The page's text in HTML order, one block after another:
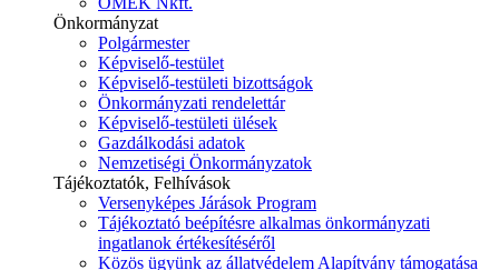
Önkormányzat
Polgármester
Képviselő-testület
Képviselő-testületi bizottságok
Önkormányzati rendelettár
Képviselő-testületi ülések
Gazdálkodási adatok
Nemzetiségi Önkormányzatok
Tájékoztatók, Felhívások
Versenyképes Járások Program
Tájékoztató beépítésre alkalmas önkormányzati
ingatlanok értékesítéséről
Közös ügyünk az állatvédelem Alapítvány támogatása